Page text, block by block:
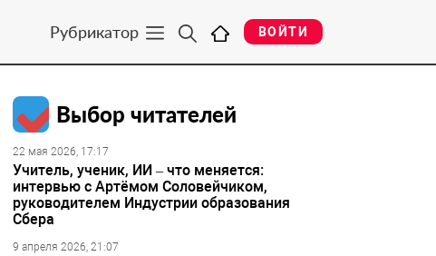
Рубрикатор ВОЙТИ
Выбор читателей
22 мая 2026, 17:17
Учитель, ученик, ИИ – что меняется:
интервью с Артёмом Соловейчиком,
руководителем Индустрии образования
Сбера
9 апреля 2026, 21:07